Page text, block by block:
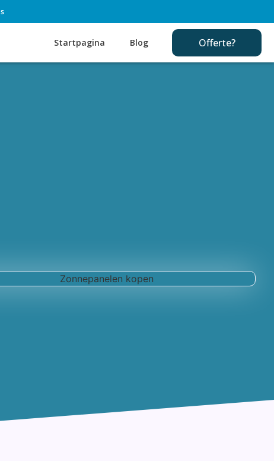
Startpagina Blog Offerte?